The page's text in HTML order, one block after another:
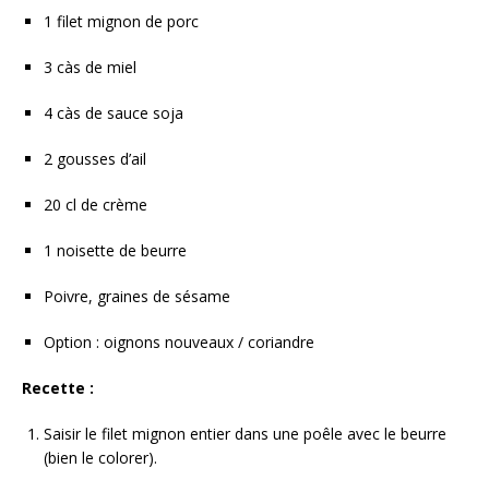
1 filet mignon de porc
3 càs de miel
4 càs de sauce soja
2 gousses d’ail
20 cl de crème
1 noisette de beurre
Poivre, graines de sésame
Option : oignons nouveaux / coriandre
Recette :
Saisir le filet mignon entier dans une poêle avec le beurre
(bien le colorer).